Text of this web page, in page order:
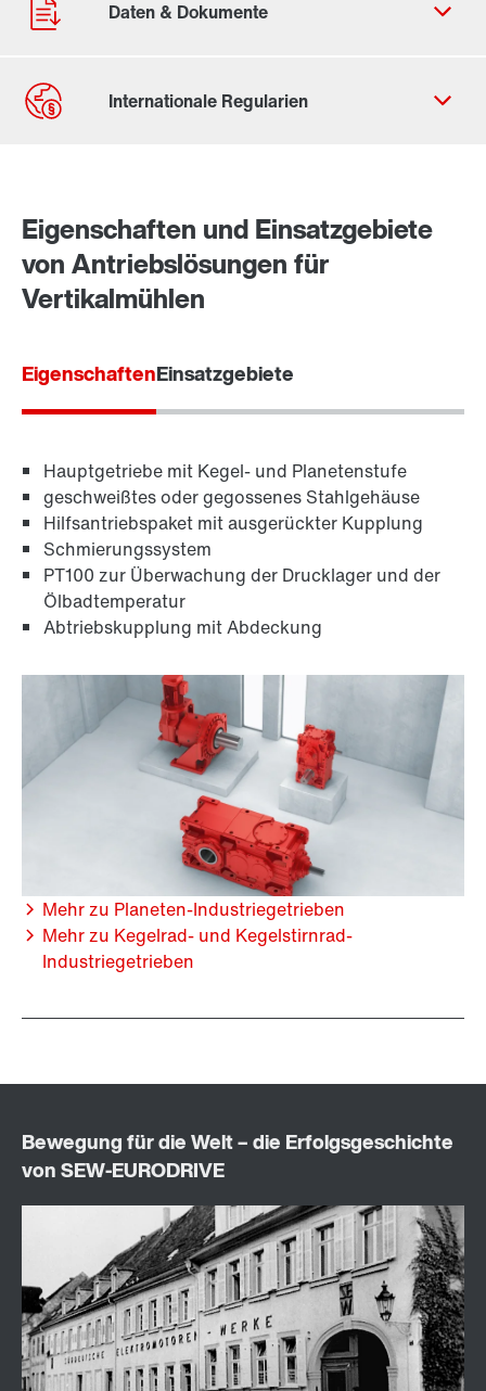
Standort Deutschland
Eigenschaften und Einsatzgebiete
von Antriebslösungen für
Vertikalmühlen
EigenschaftenEinsatzgebiete
Hauptgetriebe mit Kegel- und Planetenstufe
geschweißtes oder gegossenes Stahlgehäuse
Hilfsantriebspaket mit ausgerückter Kupplung
Schmierungssystem
PT100 zur Überwachung der Drucklager und der
Ölbadtemperatur
Abtriebskupplung mit Abdeckung
Mehr zu Planeten-Industriegetrieben
Mehr zu Kegelrad- und Kegelstirnrad-
Industriegetrieben